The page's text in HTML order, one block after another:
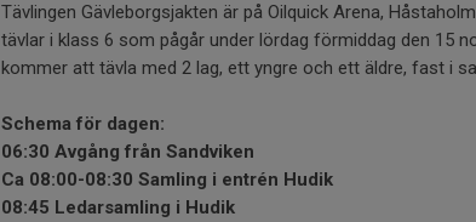
Tävlingen Gävleborgsjakten är på Oilquick Arena,
tävlar i klass 6 som pågår under lördag förmiddag den 15
kommer att tävla med 2 lag, ett yngre och ett äldre, fast i
Schema för dagen:
06:30 Avgång från Sandviken
Ca 08:00-08:30 Samling i entrén Hudik
08:45 Ledarsamling i Hudik